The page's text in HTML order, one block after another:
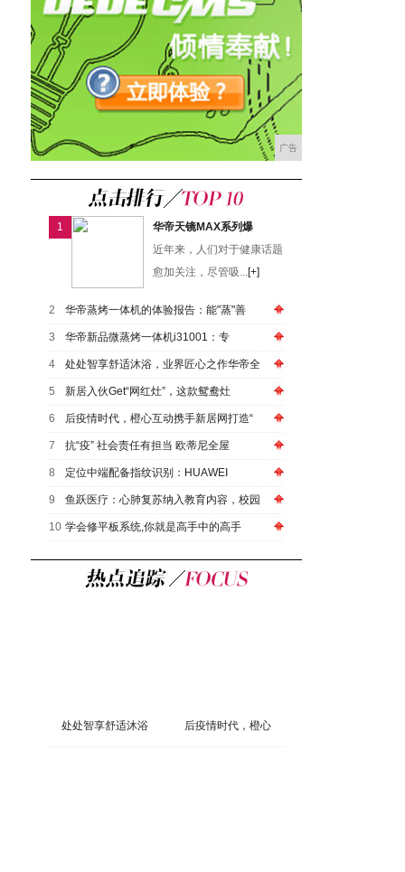
广告
1
华帝天镜MAX系列爆
近年来，人们对于健康话题
愈加关注，尽管吸...[+]
2 华帝蒸烤一体机的体验报告：能"蒸"善
3 华帝新品微蒸烤一体机i31001：专
4 处处智享舒适沐浴，业界匠心之作华帝全
5 新居入伙Get“网红灶”，这款鸳鸯灶
6 后疫情时代，橙心互动携手新居网打造“
7 抗“疫” 社会责任有担当 欧蒂尼全屋
8 定位中端配备指纹识别：HUAWEI
9 鱼跃医疗：心肺复苏纳入教育内容，校园
10 学会修平板系统,你就是高手中的高手
处处智享舒适沐浴 后疫情时代，橙心